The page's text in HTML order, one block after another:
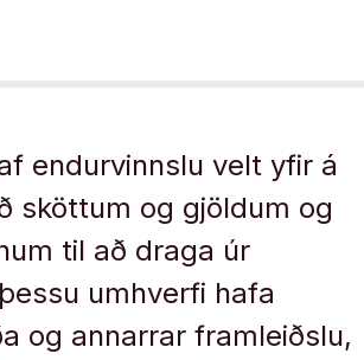
endurvinnslu velt yfir á
sköttum og gjöldum og
til að draga úr
umhverfi hafa
og annarrar framleiðslu,